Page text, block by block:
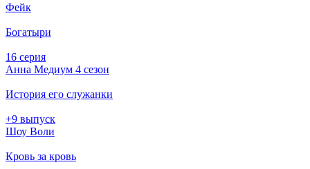
Фейк
Богатыри
16 серия
Анна Медиум 4 сезон
История его служанки
+9 выпуск
Шоу Воли
Кровь за кровь